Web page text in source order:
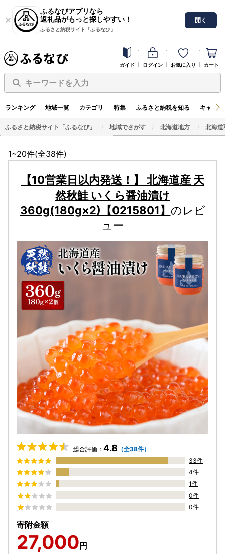
ふるなびアプリなら
返礼品がもっと探しやすい！
ふるさと納税サイト「ふるなび」
開く
ガイド ログイン お気に入り カート
キーワードを入力
ランキング 地域一覧 カテゴリ 特集 ふるさと納税を知る キャン
ふるさと納税サイト「ふるなび」 地域でさがす 北海道地方 北海道
1~20件(全38件)
【10営業日以内発送！】 北海道産 天
然秋鮭 いくら醤油漬け
360g(180g×2)【0215801】 のレビ
ュー
総合評価： 4.8 （全38件）
33件
4件
1件
0件
0件
寄附金額
27,000 円